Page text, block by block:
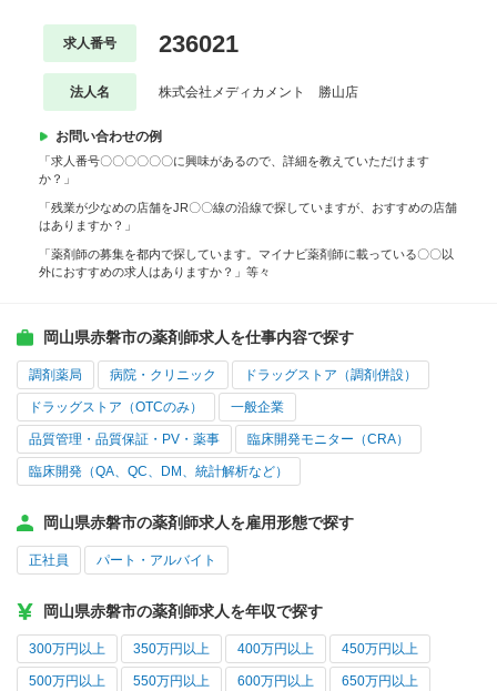
求人番号 236021
法人名 株式会社メディカメント 勝山店
お問い合わせの例
「求人番号〇〇〇〇〇〇に興味があるので、詳細を教えていただけます
か？」
「残業が少なめの店舗をJR〇〇線の沿線で探していますが、おすすめの店舗
はありますか？」
「薬剤師の募集を都内で探しています。マイナビ薬剤師に載っている〇〇以
外におすすめの求人はありますか？」等々
岡山県赤磐市の薬剤師求人を仕事内容で探す
調剤薬局 病院・クリニック ドラッグストア（調剤併設）
ドラッグストア（OTCのみ） 一般企業
品質管理・品質保証・PV・薬事 臨床開発モニター（CRA）
臨床開発（QA、QC、DM、統計解析など）
岡山県赤磐市の薬剤師求人を雇用形態で探す
正社員 パート・アルバイト
岡山県赤磐市の薬剤師求人を年収で探す
300万円以上 350万円以上 400万円以上 450万円以上
500万円以上 550万円以上 600万円以上 650万円以上